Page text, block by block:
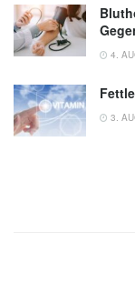
4.
3.